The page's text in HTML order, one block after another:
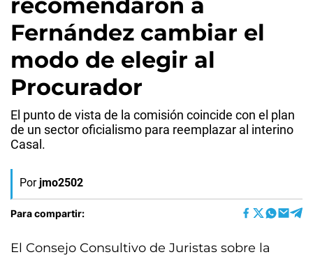
Fernández cambiar el
modo de elegir al
Procurador
El punto de vista de la comisión coincide con el plan
de un sector oficialismo para reemplazar al interino
Casal.
Por jmo2502
Para compartir:
El Consejo Consultivo de Juristas sobre la